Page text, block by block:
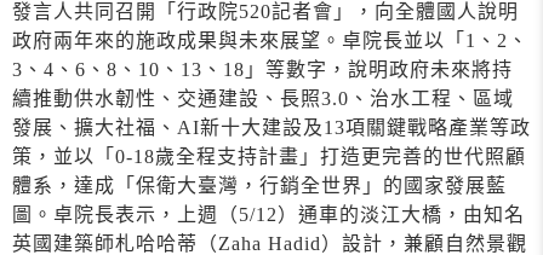
發言人共同召開「行政院520記者會」，向全體國人說明
政府兩年來的施政成果與未來展望。卓院長並以「1、2、
3、4、6、8、10、13、18」等數字，說明政府未來將持
續推動供水韌性、交通建設、長照3.0、治水工程、區域
發展、擴大社福、AI新十大建設及13項關鍵戰略產業等政
策，並以「0-18歲全程支持計畫」打造更完善的世代照顧
體系，達成「保衛大臺灣，行銷全世界」的國家發展藍
圖。卓院長表示，上週（5/12）通車的淡江大橋，由知名
英國建築師札哈哈蒂（Zaha Hadid）設計，兼顧自然景觀